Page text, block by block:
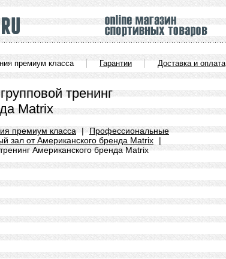
премиум класса Гарантии Доставка и оплата
тренинг
Matrix
премиум класса |
Профессиональные
зал от Американского бренда Matrix
|
Американского бренда Matrix